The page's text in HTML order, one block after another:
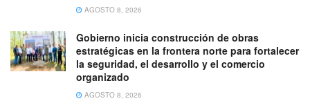
AGOSTO 8, 2026
Gobierno inicia construcción de obras
estratégicas en la frontera norte para fortalecer
la seguridad, el desarrollo y el comercio
organizado
AGOSTO 8, 2026